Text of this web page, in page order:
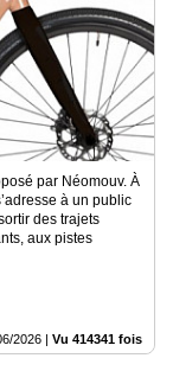
par Néomouv. À
à un public
des trajets
aux pistes
2026 | Vu 414341 fois